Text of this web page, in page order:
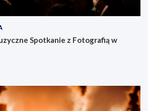
Spotkanie z Fotografią w